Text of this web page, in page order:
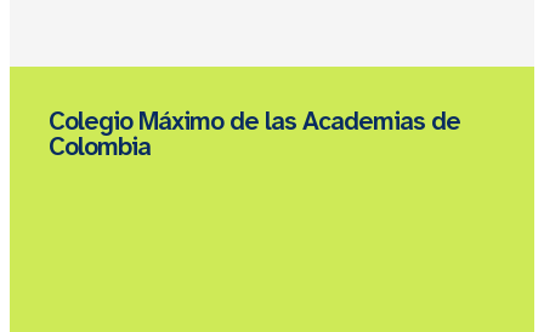
Colegio Máximo de las Academias de
Colombia